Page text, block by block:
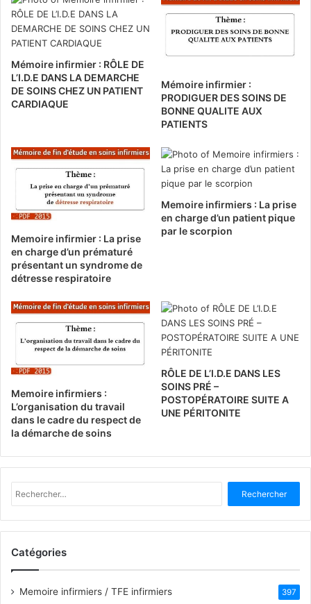
Mémoire infirmier : RÔLE DE
L’I.D.E DANS LA DEMARCHE
DE SOINS CHEZ UN PATIENT
CARDIAQUE
Mémoire infirmier :
PRODIGUER DES SOINS DE
BONNE QUALITE AUX
PATIENTS
Memoire infirmier : La prise
en charge d’un prématuré
présentant un syndrome de
détresse respiratoire
Memoire infirmiers : La prise
en charge d’un patient pique
par le scorpion
Memoire infirmiers :
L’organisation du travail
dans le cadre du respect de
la démarche de soins
RÔLE DE L’I.D.E DANS LES
SOINS PRÉ –
POSTOPÉRATOIRE SUITE A
UNE PÉRITONITE
e
c
h
Catégories
Memoire infirmiers / TFE infirmiers 397